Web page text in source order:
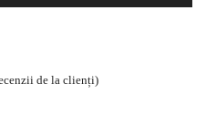
de la clienți)